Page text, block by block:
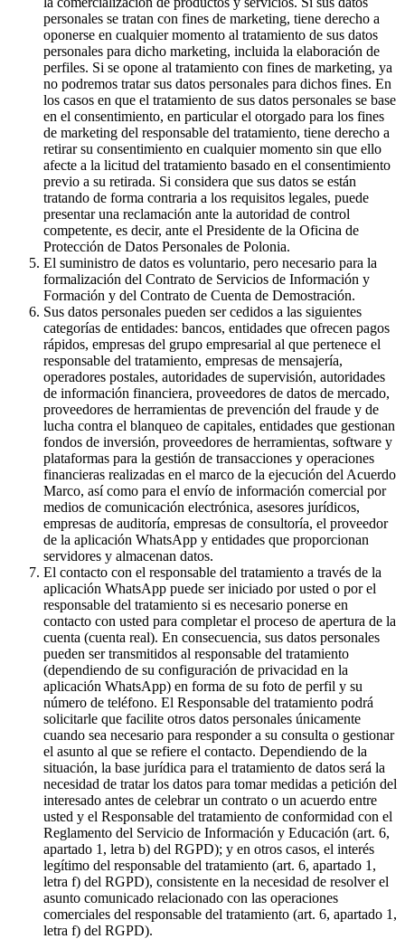
personales se tratan con fines de marketing, tiene derecho a
oponerse en cualquier momento al tratamiento de sus datos
personales para dicho marketing, incluida la elaboración de
perfiles. Si se opone al tratamiento con fines de marketing, ya
no podremos tratar sus datos personales para dichos fines. En
los casos en que el tratamiento de sus datos personales se base
en el consentimiento, en particular el otorgado para los fines
de marketing del responsable del tratamiento, tiene derecho a
retirar su consentimiento en cualquier momento sin que ello
afecte a la licitud del tratamiento basado en el consentimiento
previo a su retirada. Si considera que sus datos se están
tratando de forma contraria a los requisitos legales, puede
presentar una reclamación ante la autoridad de control
competente, es decir, ante el Presidente de la Oficina de
Protección de Datos Personales de Polonia.
El suministro de datos es voluntario, pero necesario para la
formalización del Contrato de Servicios de Información y
Formación y del Contrato de Cuenta de Demostración.
Sus datos personales pueden ser cedidos a las siguientes
categorías de entidades: bancos, entidades que ofrecen pagos
rápidos, empresas del grupo empresarial al que pertenece el
responsable del tratamiento, empresas de mensajería,
operadores postales, autoridades de supervisión, autoridades
de información financiera, proveedores de datos de mercado,
proveedores de herramientas de prevención del fraude y de
lucha contra el blanqueo de capitales, entidades que gestionan
fondos de inversión, proveedores de herramientas, software y
plataformas para la gestión de transacciones y operaciones
financieras realizadas en el marco de la ejecución del Acuerdo
Marco, así como para el envío de información comercial por
medios de comunicación electrónica, asesores jurídicos,
empresas de auditoría, empresas de consultoría, el proveedor
de la aplicación WhatsApp y entidades que proporcionan
servidores y almacenan datos.
El contacto con el responsable del tratamiento a través de la
aplicación WhatsApp puede ser iniciado por usted o por el
responsable del tratamiento si es necesario ponerse en
contacto con usted para completar el proceso de apertura de la
cuenta (cuenta real). En consecuencia, sus datos personales
pueden ser transmitidos al responsable del tratamiento
(dependiendo de su configuración de privacidad en la
aplicación WhatsApp) en forma de su foto de perfil y su
número de teléfono. El Responsable del tratamiento podrá
solicitarle que facilite otros datos personales únicamente
cuando sea necesario para responder a su consulta o gestionar
el asunto al que se refiere el contacto. Dependiendo de la
situación, la base jurídica para el tratamiento de datos será la
necesidad de tratar los datos para tomar medidas a petición del
interesado antes de celebrar un contrato o un acuerdo entre
usted y el Responsable del tratamiento de conformidad con el
Reglamento del Servicio de Información y Educación (art. 6,
apartado 1, letra b) del RGPD); y en otros casos, el interés
legítimo del responsable del tratamiento (art. 6, apartado 1,
letra f) del RGPD), consistente en la necesidad de resolver el
asunto comunicado relacionado con las operaciones
comerciales del responsable del tratamiento (art. 6, apartado 1,
letra f) del RGPD).